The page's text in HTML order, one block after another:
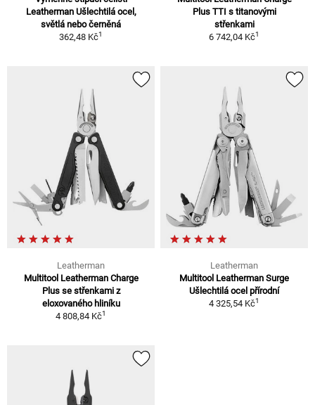
Leatherman Ušlechtilá ocel,
světlá nebo černěná
362,48 Kč1
Plus TTI s titanovými
střenkami
6 742,04 Kč1
Leatherman
Multitool Leatherman Charge
Plus se střenkami z
eloxovaného hliníku
4 808,84 Kč1
Leatherman
Multitool Leatherman Surge
Ušlechtilá ocel přírodní
4 325,54 Kč1